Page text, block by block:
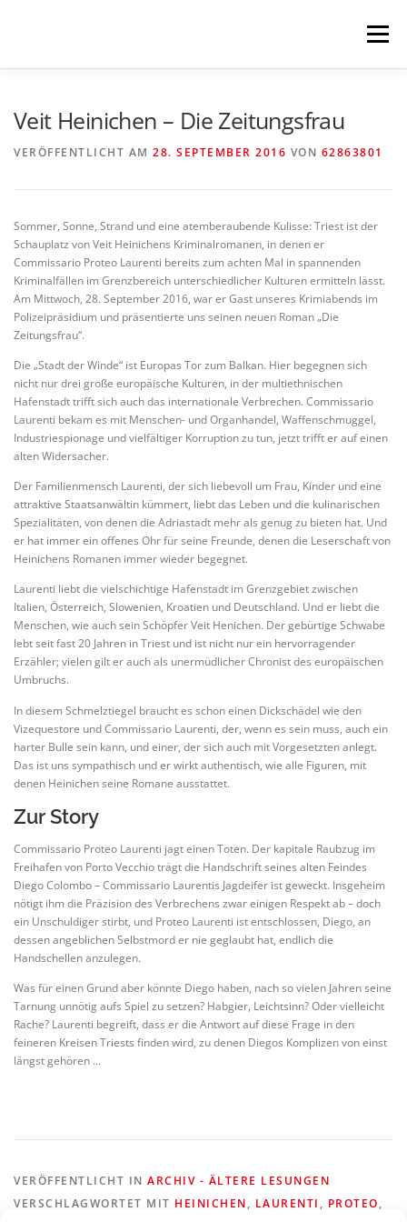
Menü
IMPRESSUM
Veit Heinichen – Die Zeitungsfrau
VERÖFFENTLICHT AM 28. SEPTEMBER 2016 VON 62863801
Sommer, Sonne, Strand und eine atemberaubende Kulisse: Triest ist der
Schauplatz von Veit Heinichens Kriminalromanen, in denen er
Commissario Proteo Laurenti bereits zum achten Mal in spannenden
Kriminalfällen im Grenzbereich unterschiedlicher Kulturen ermitteln lässt.
Am Mittwoch, 28. September 2016, war er Gast unseres Krimiabends im
Polizeipräsidium und präsentierte uns seinen neuen Roman „Die
Zeitungsfrau“.
Die „Stadt der Winde“ ist Europas Tor zum Balkan. Hier begegnen sich
nicht nur drei große europäische Kulturen, in der multiethnischen
Hafenstadt trifft sich auch das internationale Verbrechen. Commissario
Laurenti bekam es mit Menschen- und Organhandel, Waffenschmuggel,
Industriespionage und vielfältiger Korruption zu tun, jetzt trifft er auf einen
alten Widersacher.
Der Familienmensch Laurenti, der sich liebevoll um Frau, Kinder und eine
attraktive Staatsanwältin kümmert, liebt das Leben und die kulinarischen
Spezialitäten, von denen die Adriastadt mehr als genug zu bieten hat. Und
er hat immer ein offenes Ohr für seine Freunde, denen die Leserschaft von
Heinichens Romanen immer wieder begegnet.
Laurenti liebt die vielschichtige Hafenstadt im Grenzgebiet zwischen
Italien, Österreich, Slowenien, Kroatien und Deutschland. Und er liebt die
Menschen, wie auch sein Schöpfer Veit Henichen. Der gebürtige Schwabe
lebt seit fast 20 Jahren in Triest und ist nicht nur ein hervorragender
Erzähler; vielen gilt er auch als unermüdlicher Chronist des europäischen
Umbruchs.
In diesem Schmelztiegel braucht es schon einen Dickschädel wie den
Vizequestore und Commissario Laurenti, der, wenn es sein muss, auch ein
harter Bulle sein kann, und einer, der sich auch mit Vorgesetzten anlegt.
Das ist uns sympathisch und er wirkt authentisch, wie alle Figuren, mit
denen Heinichen seine Romane ausstattet.
Zur Story
Commissario Proteo Laurenti jagt einen Toten. Der kapitale Raubzug im
Freihafen von Porto Vecchio trägt die Handschrift seines alten Feindes
Diego Colombo – Commissario Laurentis Jagdeifer ist geweckt. Insgeheim
nötigt ihm die Präzision des Verbrechens zwar einigen Respekt ab – doch
ein Unschuldiger stirbt, und Proteo Laurenti ist entschlossen, Diego, an
dessen angeblichen Selbstmord er nie geglaubt hat, endlich die
Handschellen anzulegen.
Was für einen Grund aber könnte Diego haben, nach so vielen Jahren seine
Tarnung unnötig aufs Spiel zu setzen? Habgier, Leichtsinn? Oder vielleicht
Rache? Laurenti begreift, dass er die Antwort auf diese Frage in den
feineren Kreisen Triests finden wird, zu denen Diegos Komplizen von einst
längst gehören …
VERÖFFENTLICHT IN ARCHIV - ÄLTERE LESUNGEN
VERSCHLAGWORTET MIT HEINICHEN, LAURENTI , PROTEO,